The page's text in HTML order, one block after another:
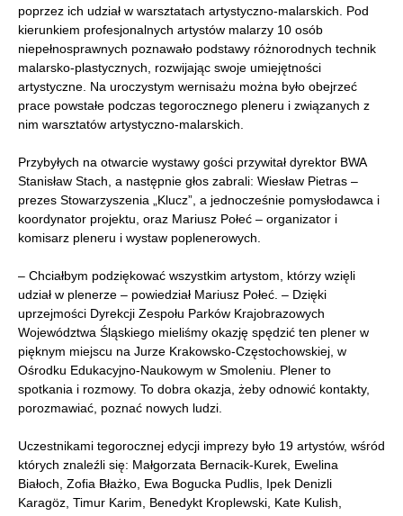
poprzez ich udział w warsztatach artystyczno-malarskich. Pod
kierunkiem profesjonalnych artystów malarzy 10 osób
niepełnosprawnych poznawało podstawy różnorodnych technik
malarsko-plastycznych, rozwijając swoje umiejętności
artystyczne. Na uroczystym wernisażu można było obejrzeć
prace powstałe podczas tegorocznego pleneru i związanych z
nim warsztatów artystyczno-malarskich.
Przybyłych na otwarcie wystawy gości przywitał dyrektor BWA
Stanisław Stach, a następnie głos zabrali: Wiesław Pietras –
prezes Stowarzyszenia „Klucz”, a jednocześnie pomysłodawca i
koordynator projektu, oraz Mariusz Połeć – organizator i
komisarz pleneru i wystaw poplenerowych.
– Chciałbym podziękować wszystkim artystom, którzy wzięli
udział w plenerze – powiedział Mariusz Połeć. – Dzięki
uprzejmości Dyrekcji Zespołu Parków Krajobrazowych
Województwa Śląskiego mieliśmy okazję spędzić ten plener w
pięknym miejscu na Jurze Krakowsko-Częstochowskiej, w
Ośrodku Edukacyjno-Naukowym w Smoleniu. Plener to
spotkania i rozmowy. To dobra okazja, żeby odnowić kontakty,
porozmawiać, poznać nowych ludzi.
Uczestnikami tegorocznej edycji imprezy było 19 artystów, wśród
których znaleźli się: Małgorzata Bernacik-Kurek, Ewelina
Białoch, Zofia Błażko, Ewa Bogucka Pudlis, Ipek Denizli
Karagöz, Timur Karim, Benedykt Kroplewski, Kate Kulish,